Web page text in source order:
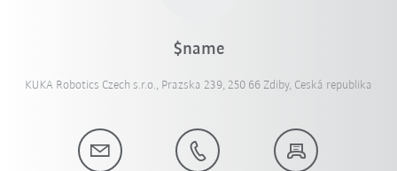
$name
KUKA Robotics Czech s.r.o., Prazska 239, 250 66 Zdiby, Ceská republika